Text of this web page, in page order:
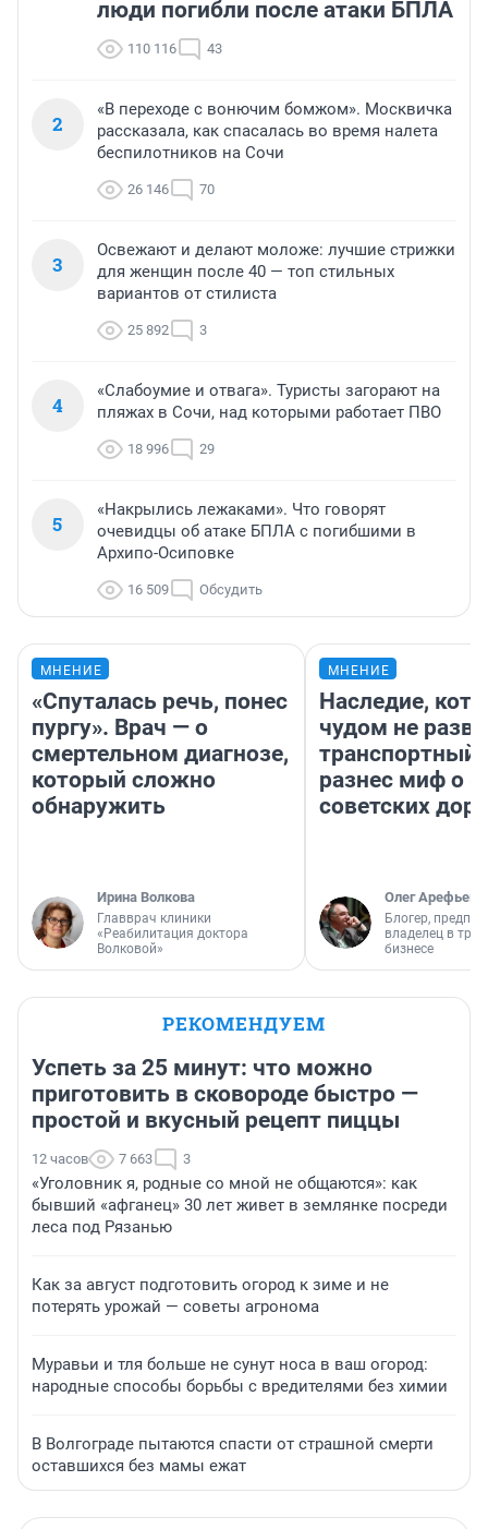
люди погибли после атаки БПЛА
110 116 43
2
«В переходе с вонючим бомжом». Москвичка
рассказала, как спасалась во время налета
беспилотников на Сочи
26 146 70
3
Освежают и делают моложе: лучшие стрижки
для женщин после 40 — топ стильных
вариантов от стилиста
25 892 3
4
«Слабоумие и отвага». Туристы загорают на
пляжах в Сочи, над которыми работает ПВО
18 996 29
5
«Накрылись лежаками». Что говорят
очевидцы об атаке БПЛА с погибшими в
Архипо-Осиповке
16 509 Обсудить
МНЕНИЕ
«Спуталась речь, понес
пургу». Врач — о
смертельном диагнозе,
который сложно
обнаружить
Ирина Волкова
Главврач клиники
«Реабилитация доктора
Волковой»
МНЕНИЕ
Наследие,
чудом не
транспортный
разнес миф о
советских
Олег Арефьев
Блогер,
владелец в
бизнесе
РЕКОМЕНДУЕМ
Успеть за 25 минут: что можно
приготовить в сковороде быстро —
простой и вкусный рецепт пиццы
12 часов 7 663 3
«Уголовник я, родные со мной не общаются»: как
бывший «афганец» 30 лет живет в землянке посреди
леса под Рязанью
Как за август подготовить огород к зиме и не
потерять урожай — советы агронома
Муравьи и тля больше не сунут носа в ваш огород:
народные способы борьбы с вредителями без химии
В Волгограде пытаются спасти от страшной смерти
оставшихся без мамы ежат